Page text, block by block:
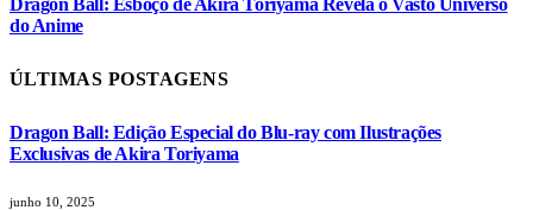
Dragon Ball: Esboço de Akira Toriyama Revela o Vasto Universo
do Anime
ÚLTIMAS POSTAGENS
Dragon Ball: Edição Especial do Blu-ray com Ilustrações
Exclusivas de Akira Toriyama
junho 10, 2025